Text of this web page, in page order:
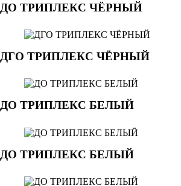
ДО ТРИПЛЕКС ЧЁРНЫЙ
ДГО ТРИПЛЕКС ЧЁРНЫЙ
ДО ТРИПЛЕКС БЕЛЫЙ
ДО ТРИПЛЕКС БЕЛЫЙ